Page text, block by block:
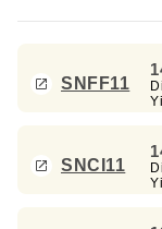
SNFF11
SNCI11